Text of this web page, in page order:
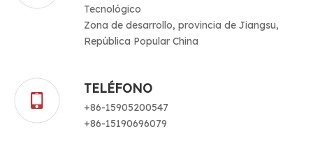
Tecnológico
Zona de desarrollo, provincia de Jiangsu,
República Popular China
TELÉFONO
+86-15905200547
+86-15190696079